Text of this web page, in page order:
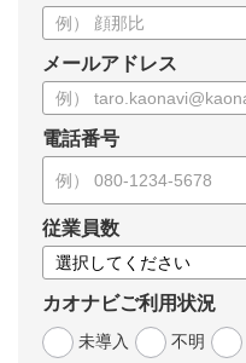
メールアドレス
電話番号
従業員数
カオナビご利用状況
未導入
不明